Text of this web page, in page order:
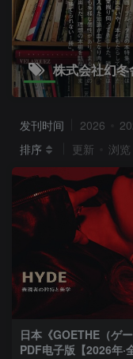
株式会社幻冬
发刊时间 2026
排序
更新 浏览
日本《GOETHE（ゲ
PDF电子版【2026年·